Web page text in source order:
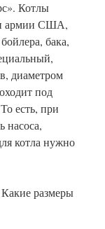
Котлы
и армии США,
бака,
диаметром
под
есть, при
насоса,
котла нужно
размеры